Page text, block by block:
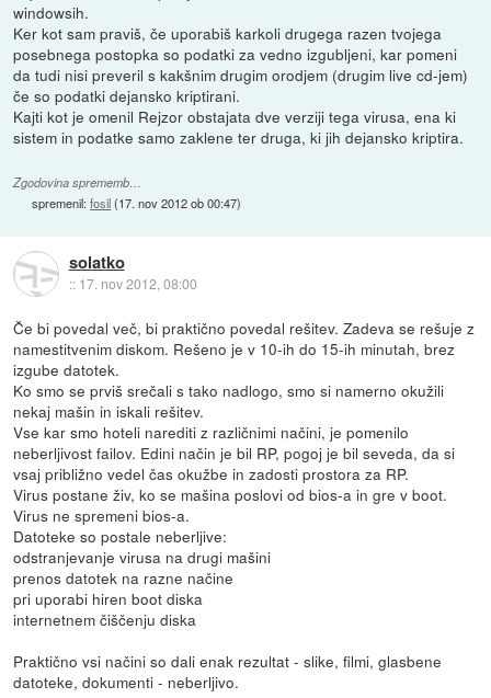
windowsih.
Ker kot sam praviš, če uporabiš karkoli drugega razen tvojega
posebnega postopka so podatki za vedno izgubljeni, kar pomeni
da tudi nisi preveril s kakšnim drugim orodjem (drugim live cd-jem)
če so podatki dejansko kriptirani.
Kajti kot je omenil Rejzor obstajata dve verziji tega virusa, ena ki
sistem in podatke samo zaklene ter druga, ki jih dejansko kriptira.
Zgodovina sprememb…
spremenil:fosil(17. nov 2012 ob 00:47)
solatko
:: 17. nov 2012, 08:00
Če bi povedal več, bi praktično povedal rešitev. Zadeva se rešuje z
namestitvenim diskom. Rešeno je v 10-ih do 15-ih minutah, brez
izgube datotek.
Ko smo se prviš srečali s tako nadlogo, smo si namerno okužili
nekaj mašin in iskali rešitev.
Vse kar smo hoteli narediti z različnimi načini, je pomenilo
neberljivost failov. Edini način je bil RP, pogoj je bil seveda, da si
vsaj približno vedel čas okužbe in zadosti prostora za RP.
Virus postane živ, ko se mašina poslovi od bios-a in gre v boot.
Virus ne spremeni bios-a.
Datoteke so postale neberljive:
odstranjevanje virusa na drugi mašini
prenos datotek na razne načine
pri uporabi hiren boot diska
internetnem čiščenju diska
Praktično vsi načini so dali enak rezultat - slike, filmi, glasbene
datoteke, dokumenti - neberljivo.